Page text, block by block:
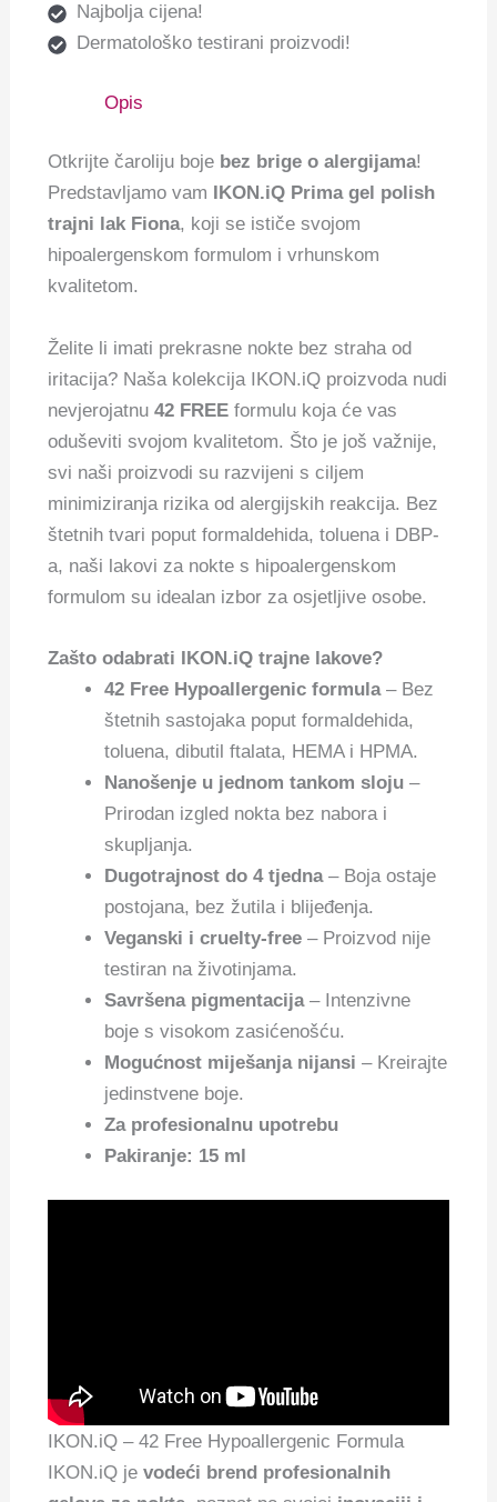
Najbolja cijena!
Dermatološko testirani proizvodi!
Opis
Otkrijte čaroliju boje bez brige o alergijama!
Predstavljamo vam
IKON.iQ Prima gel polish
trajni lak Fiona, koji se ističe svojom
hipoalergenskom formulom i vrhunskom
kvalitetom.
Želite li imati prekrasne nokte bez straha od
iritacija? Naša kolekcija IKON.iQ proizvoda nudi
nevjerojatnu42 FREE formulu koja će vas
oduševiti svojom kvalitetom. Što je još važnije,
svi naši proizvodi su razvijeni s ciljem
minimiziranja rizika od alergijskih reakcija. Bez
štetnih tvari poput formaldehida, toluena i DBP-
a, naši lakovi za nokte s hipoalergenskom
formulom su idealan izbor za osjetljive osobe.
Zašto odabrati IKON.iQ trajne lakove?
42 Free Hypoallergenic formula– Bez
štetnih sastojaka poput formaldehida,
toluena, dibutil ftalata, HEMA i HPMA.
Nanošenje u jednom tankom sloju –
Prirodan izgled nokta bez nabora i
skupljanja.
Dugotrajnost do 4 tjedna– Boja ostaje
postojana, bez žutila i blijeđenja.
Veganski i cruelty-free – Proizvod nije
testiran na životinjama.
Savršena pigmentacija– Intenzivne
boje s visokom zasićenošću.
Mogućnost miješanja nijansi – Kreirajte
jedinstvene boje.
Za profesionalnu upotrebu
Pakiranje: 15 ml
IKON.iQ – 42 Free Hypoallergenic Formula
IKON.iQ jevodeći brend profesionalnih